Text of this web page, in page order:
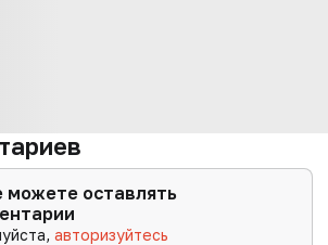
можете оставлять
авторизуйтесь